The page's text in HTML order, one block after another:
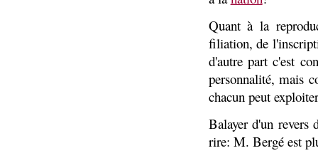
Quant à la
filiation, de
d'autre part c'est
personnalité, mais
chacun peut
Balayer d'un
rire: M. Bergé est